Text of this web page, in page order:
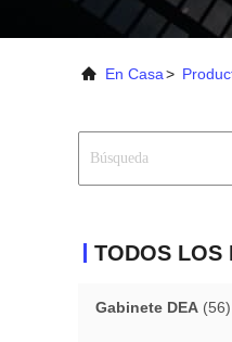
En Casa>
Gabinete DEA (56)